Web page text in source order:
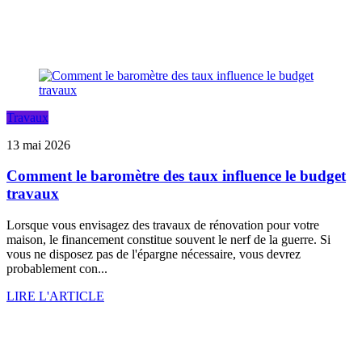
Travaux
13 mai 2026
Comment le baromètre des taux influence le budget
travaux
Lorsque vous envisagez des travaux de rénovation pour votre
maison, le financement constitue souvent le nerf de la guerre. Si
vous ne disposez pas de l'épargne nécessaire, vous devrez
probablement con...
LIRE L'ARTICLE